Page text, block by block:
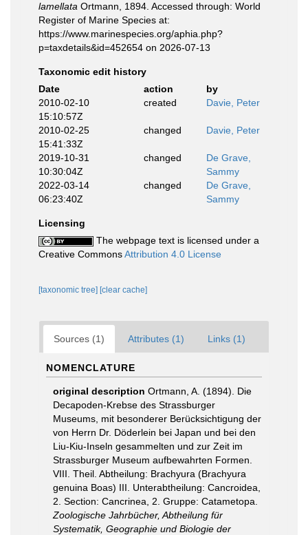
lamellata Ortmann, 1894. Accessed through: World
Register of Marine Species at:
https://www.marinespecies.org/aphia.php?
p=taxdetails&id=452654 on 2026-07-13
Taxonomic edit history
Date
action
by
2010-02-10
15:10:57Z
created Davie, Peter
2010-02-25
15:41:33Z
changed Davie, Peter
2019-10-31
10:30:04Z
changed
De Grave,
Sammy
2022-03-14
06:23:40Z
changed
De Grave,
Sammy
Licensing
The webpage text is licensed under a
Creative CommonsAttribution 4.0 License
[taxonomic tree] [clear cache]
Sources (1) Attributes (1) Links (1)
NOMENCLATURE
original description Ortmann, A. (1894). Die
Decapoden-Krebse des Strassburger
Museums, mit besonderer Berücksichtigung der
von Herrn Dr. Döderlein bei Japan und bei den
Liu-Kiu-Inseln gesammelten und zur Zeit im
Strassburger Museum aufbewahrten Formen.
VIII. Theil. Abtheilung: Brachyura (Brachyura
genuina Boas) III. Unterabtheilung: Cancroidea,
2. Section: Cancrinea, 2. Gruppe: Catametopa.
Zoologische Jahrbücher, Abtheilung für
Systematik, Geographie und Biologie der